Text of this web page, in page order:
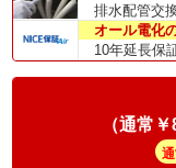
排水配管交
オール電化
10年延長保
（通常